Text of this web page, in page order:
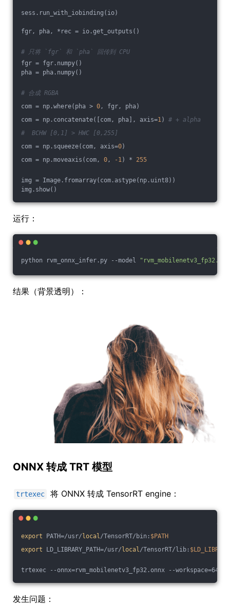
sess.run_with_iobinding(io)
fgr, pha, *rec = io.get_outputs()
# 只将 `fgr` 和 `pha` 回传到 CPU
fgr = fgr.numpy()
pha = pha.numpy()
# 合成 RGBA
com = np.where(pha > 0, fgr, pha)
com = np.concatenate([com, pha], axis=1) # + alpha
#  BCHW [0,1] > HWC [0,255]
com = np.squeeze(com, axis=0)
com = np.moveaxis(com, 0, -1) * 255
img = Image.fromarray(com.astype(np.uint8))
img.show()
运行：
python rvm_onnx_infer.py --model
结果（背景透明）：
ONNX 转成 TRT 模型
trtexec 将 ONNX 转成 TensorRT engine：
export PATH=/usr/ local/TensorRT/bin: $PATH
export LD_LIBRARY_PATH=/usr/ local/TensorRT/lib:
trtexec --onnx=rvm_mobilenetv3_fp32.onnx --workspace=64
发生问题：